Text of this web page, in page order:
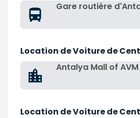
Gare routière
Location de Voiture de
Antalya Mall of AVM
Location de Voiture de